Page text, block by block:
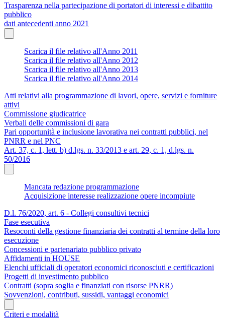
Trasparenza nella partecipazione di portatori di interessi e dibattito
pubblico
dati antecedenti anno 2021
Scarica il file relativo all'Anno 2011
Scarica il file relativo all'Anno 2012
Scarica il file relativo all'Anno 2013
Scarica il file relativo all'Anno 2014
Atti relativi alla programmazione di lavori, opere, servizi e forniture
attivi
Commissione giudicatrice
Verbali delle commissioni di gara
Pari opportunità e inclusione lavorativa nei contratti pubblici, nel
PNRR e nel PNC
Art. 37, c. 1, lett. b) d.lgs. n. 33/2013 e art. 29, c. 1, d.lgs. n.
50/2016
Mancata redazione programmazione
Acquisizione interesse realizzazione opere incompiute
D.l. 76/2020, art. 6 - Collegi consultivi tecnici
Fase esecutiva
Resoconti della gestione finanziaria dei contratti al termine della loro
esecuzione
Concessioni e partenariato pubblico privato
Affidamenti in HOUSE
Elenchi ufficiali di operatori economici riconosciuti e certificazioni
Progetti di investimento pubblico
Contratti (sopra soglia e finanziati con risorse PNRR)
Sovvenzioni, contributi, sussidi, vantaggi economici
Criteri e modalità